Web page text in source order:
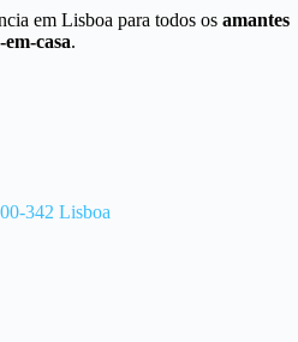
em Lisboa para todos os amantes
casa.
342 Lisboa